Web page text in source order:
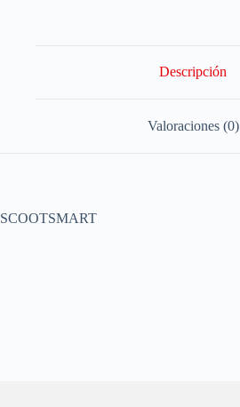
Descripción
Valoraciones (0)
SCOOTSMART